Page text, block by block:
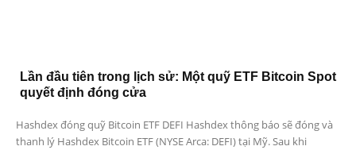
Lần đầu tiên trong lịch sử: Một quỹ ETF Bitcoin Spot
quyết định đóng cửa
Hashdex đóng quỹ Bitcoin ETF DEFI Hashdex thông báo sẽ đóng và
thanh lý Hashdex Bitcoin ETF (NYSE Arca: DEFI) tại Mỹ. Sau khi